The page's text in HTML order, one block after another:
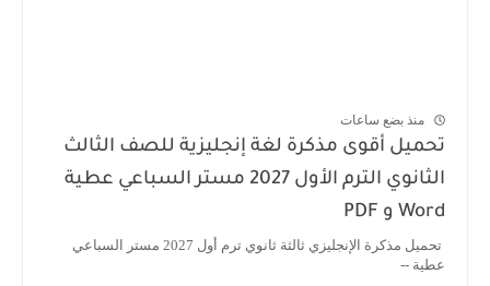
منذ بضع ساعات
تحميل أقوى مذكرة لغة إنجليزية للصف الثالث
الثانوي الترم الأول 2027 مستر السباعي عطية
Word و PDF
تحميل مذكرة الإنجليزي ثالثة ثانوي ترم أول 2027 مستر السباعي
عطية --